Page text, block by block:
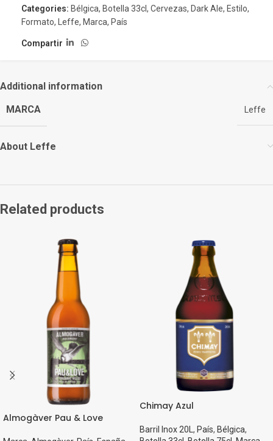
Categories: Bélgica, Botella 33cl, Cervezas, Dark Ale, Estilo,
Formato, Leffe, Marca, País
Compartir
Additional information
MARCA
Leffe
About Leffe
Related products
Almogàver Pau & Love
Chimay Azul
Barril Inox 20L , País, Bélgica,